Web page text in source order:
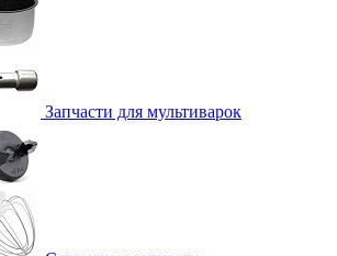
Запчасти для мультиварок